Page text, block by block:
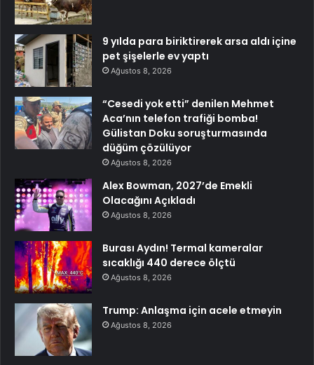
9 yılda para biriktirerek arsa aldı içine
pet şişelerle ev yaptı
Ağustos 8, 2026
“Cesedi yok etti” denilen Mehmet
Aca’nın telefon trafiği bomba!
Gülistan Doku soruşturmasında
düğüm çözülüyor
Ağustos 8, 2026
Alex Bowman, 2027’de Emekli
Olacağını Açıkladı
Ağustos 8, 2026
Burası Aydın! Termal kameralar
sıcaklığı 440 derece ölçtü
Ağustos 8, 2026
Trump: Anlaşma için acele etmeyin
Ağustos 8, 2026